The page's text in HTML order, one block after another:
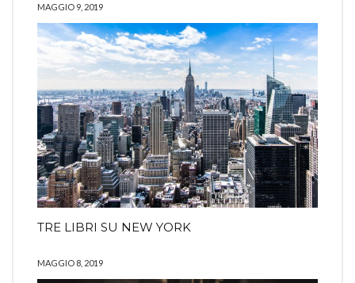
MAGGIO 9, 2019
TRE LIBRI SU NEW YORK
MAGGIO 8, 2019